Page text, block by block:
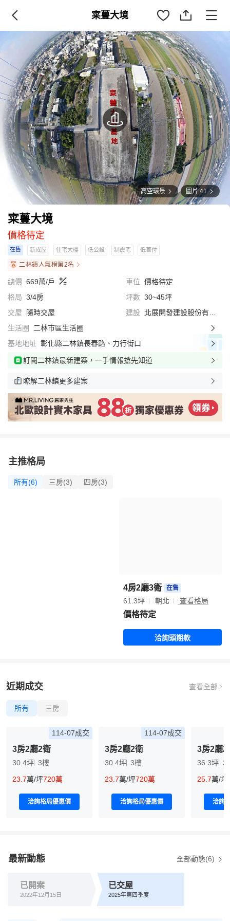
寀蘴大境
高空環景 圖片 41
寀蘴大境
價格待定
在售 新成屋 住宅大樓 低公設 制震宅 低首付
二林鎮人氣榜第2名
總價 669萬/戶 車位 價格待定
格局 3/4房 坪數 30~45坪
交屋
隨時交屋 建設
北展開發建設股份有限公司
生活圈
二林市區生活圈
基地地址 彰化縣二林鎮長春路、力行街口
訂閱二林鎮最新建案，一手情報搶先知道
瞭解二林鎮更多建案
主推格局
所有(6) 三房(3) 四房(3)
4房2廳3衛 在售
61.3坪 朝北 查看格局
價格待定
洽詢頭期款
近期成交 查看全部
所有 三房
114-07成交
3房2廳2衛
30.4坪 3樓
23.7萬/坪720萬
洽詢格局優惠價
114-07成交
3房2廳2衛
30.4坪 3樓
23.7萬/坪720萬
洽詢格局優惠價
3房2廳2
36.3坪 3
25.7萬/坪
洽詢
最新動態 全部動態(6)
已開案
2022年12月15日
已交屋
2025年第四季度